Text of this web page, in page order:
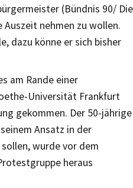
(Bündnis 90/ Die
Auszeit nehmen zu wollen.
dazu könne er sich bisher
am Rande einer
Universität Frankfurt
gekommen. Der 50-jährige
Ansatz in der
wurde vor dem
heraus